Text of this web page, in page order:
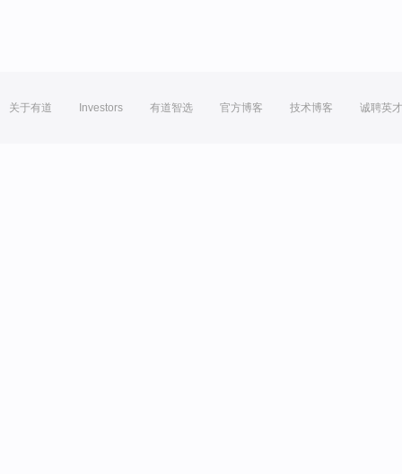
关于有道 Investors 有道智选 官方博客 技术博客 诚聘英才